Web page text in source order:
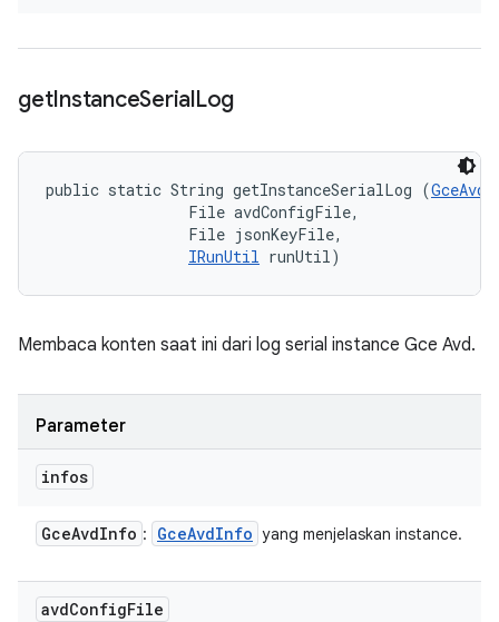
getInstanceSerialLog
public static String getInstanceSerialLog (
                File avdConfigFile,
                File jsonKeyFile,
IRunUtil runUtil)
Membaca konten saat ini dari log serial instance Gce Avd.
Parameter
infos
GceAvdInfo : GceAvdInfo yang menjelaskan instance.
avdConfigFile